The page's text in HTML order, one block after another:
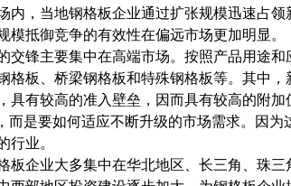
内，当地钢格板企业通过扩张规模迅速占
模抵御竞争的有效性在偏远市场更加明显。
交锋主要集中在高端市场。按照产品用途
格板、桥梁钢格板和特殊钢格板等。其中
具有较高的准入壁垒，因而具有较高的附
而是要如何适应不断升级的市场需求。因
行业。
板企业大多集中在华北地区、长三角、珠